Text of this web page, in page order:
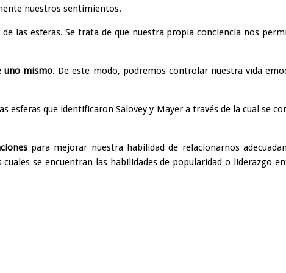
nuestros sentimientos.
las esferas. Se trata de que nuestra propia conciencia nos
uno mismo. De este modo, podremos controlar nuestra vida
esferas que identificaron Salovey y Mayer a través de la cual se
para mejorar nuestra habilidad de relacionarnos
se encuentran las habilidades de popularidad o liderazgo